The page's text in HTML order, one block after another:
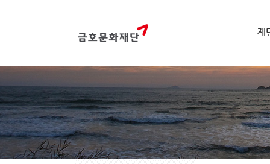
재